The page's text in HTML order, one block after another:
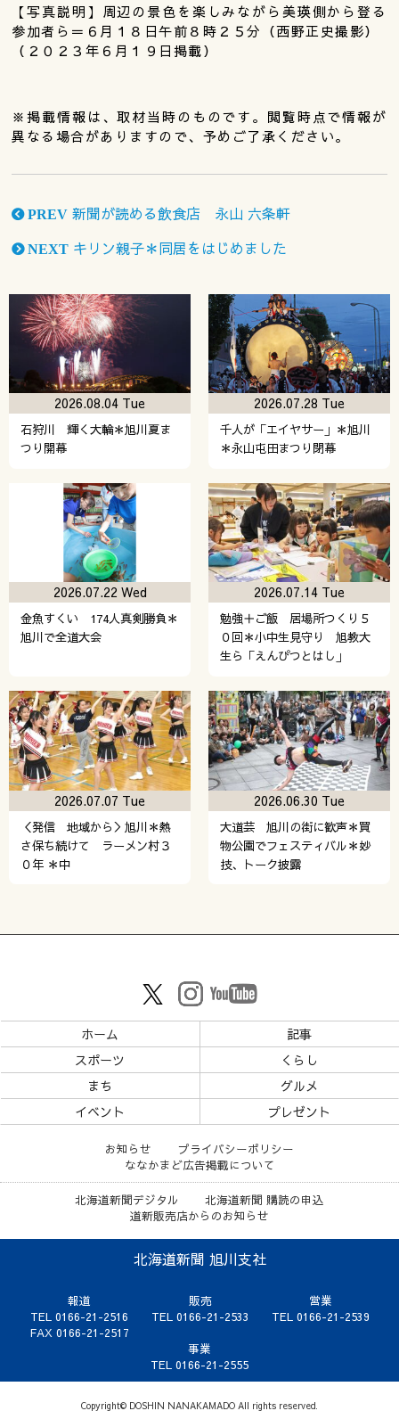
【写真説明】周辺の景色を楽しみながら美瑛側から登る
参加者ら＝６月１８日午前８時２５分（西野正史撮影）
（２０２３年６月１９日掲載）
※掲載情報は、取材当時のものです。閲覧時点で情報が
異なる場合がありますので、予めご了承ください。
PREV 新聞が読める飲食店 永山 六条軒
NEXT キリン親子＊同居をはじめました
石狩川 輝く大輪＊旭川夏ま
つり開幕
2026.08.04 Tue
千人が「エイヤサー」＊旭川
＊永山屯田まつり閉幕
2026.07.28 Tue
金魚すくい 174人真剣勝負＊
旭川で全道大会
2026.07.22 Wed
勉強＋ご飯 居場所つくり５
０回＊小中生見守り 旭教大
生ら「えんぴつとはし」
2026.07.14 Tue
＜発信 地域から＞旭川＊熱
さ保ち続けて ラーメン村３
０年 ＊中
2026.07.07 Tue
大道芸 旭川の街に歓声＊買
物公園でフェスティバル＊妙
技、トーク披露
2026.06.30 Tue
ホーム
記事
スポーツ
くらし
まち
グルメ
イベント
プレゼント
お知らせ
プライバシーポリシー
ななかまど広告掲載について
北海道新聞デジタル
北海道新聞 購読の申込
道新販売店からのお知らせ
北海道新聞 旭川支社
報道
TEL 0166-21-2516
FAX 0166-21-2517
販売
TEL 0166-21-2533
営業
TEL 0166-21-2539
事業
TEL 0166-21-2555
Copyright© DOSHIN NANAKAMADO All rights reserved.